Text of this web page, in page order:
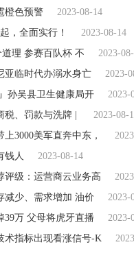
橙色预警
2023-08-14
，全面实行！
2023-08-14
理 参赛百队杯 不
2023-
亚临时代办溺水身亡
2023-
孙吴县卫生健康局开
2023-
税、罚款与洗牌 |
2023-08-
3000美军直奔中东，
钱人
2023-08-14
评级：运营商云业务高
减少、需求增加 油价
2023-
39万 父母将虎牙直播
2023-
术指标出现看涨信号-K